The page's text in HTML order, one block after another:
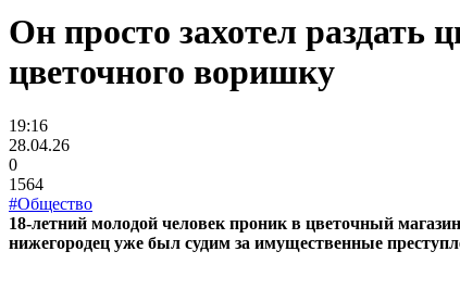
Он просто захотел
цветочного воришку
19:16
28.04.26
0
1564
#Общество
18-летний молодой человек проник в цветочный
нижегородец уже был судим за имущественные